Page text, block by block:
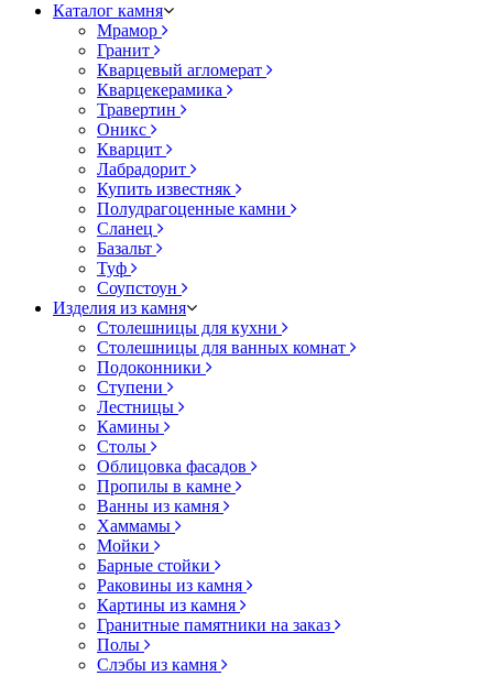
Каталог камня
Мрамор
Гранит
Кварцевый агломерат
Кварцекерамика
Травертин
Оникс
Кварцит
Лабрадорит
Купить известняк
Полудрагоценные камни
Сланец
Базальт
Туф
Соупстоун
Изделия из камня
Столешницы для кухни
Столешницы для ванных комнат
Подоконники
Ступени
Лестницы
Камины
Столы
Облицовка фасадов
Пропилы в камне
Ванны из камня
Хаммамы
Мойки
Барные стойки
Раковины из камня
Картины из камня
Гранитные памятники на заказ
Полы
Слэбы из камня